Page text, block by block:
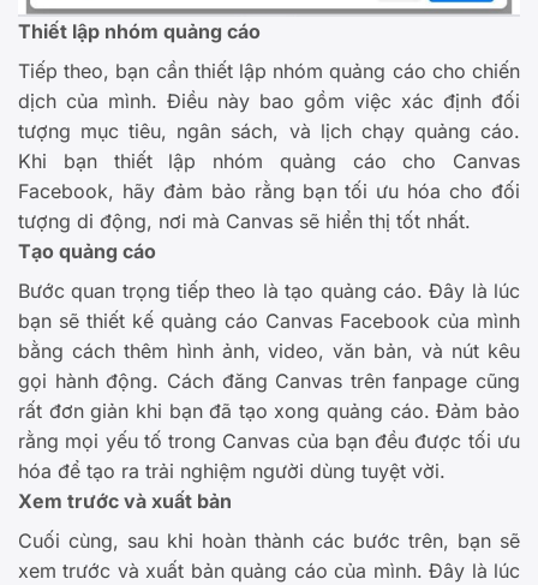
Thiết lập nhóm quảng cáo
Tiếp theo, bạn cần thiết lập nhóm quảng cáo cho chiến
dịch của mình. Điều này bao gồm việc xác định đối
tượng mục tiêu, ngân sách, và lịch chạy quảng cáo.
Khi bạn thiết lập nhóm quảng cáo cho Canvas
Facebook, hãy đảm bảo rằng bạn tối ưu hóa cho đối
tượng di động, nơi mà Canvas sẽ hiển thị tốt nhất.
Tạo quảng cáo
Bước quan trọng tiếp theo là tạo quảng cáo. Đây là lúc
bạn sẽ thiết kế quảng cáo Canvas Facebook của mình
bằng cách thêm hình ảnh, video, văn bản, và nút kêu
gọi hành động. Cách đăng Canvas trên fanpage cũng
rất đơn giản khi bạn đã tạo xong quảng cáo. Đảm bảo
rằng mọi yếu tố trong Canvas của bạn đều được tối ưu
hóa để tạo ra trải nghiệm người dùng tuyệt vời.
Xem trước và xuất bản
Cuối cùng, sau khi hoàn thành các bước trên, bạn sẽ
xem trước và xuất bản quảng cáo của mình. Đây là lúc